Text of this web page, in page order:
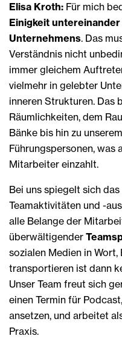
Elisa Kroth: Für mich
Einigkeit untereinander
Unternehmens. Das
Verständnis nicht
immer gleichem
vielmehr in gelebter
inneren Strukturen. Das
Räumlichkeiten, dem
Bänke bis hin zu
Führungspersonen,
Mitarbeiter einzahlt.
Bei uns spiegelt sich
Teamaktivitäten und -
alle Belange der
überwältigender
sozialen Medien in
transportieren ist dann
Unser Team freut sich
einen Termin für
ansetzen, und arbeitet
Praxis.